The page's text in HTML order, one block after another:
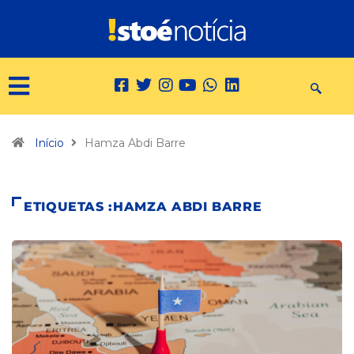
Início Hamza Abdi Barre
ETIQUETAS :HAMZA ABDI BARRE